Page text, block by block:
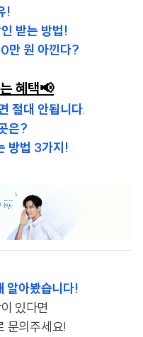
!
받는 방법!
만 원 아낀다?
혜택📢
절대 안됩니다.
은?
방법 3가지!
알아봤습니다!
있다면
문의주세요!